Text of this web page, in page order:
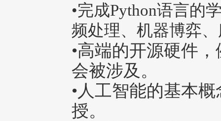
•完成Python语言的
频处理、机器博弈
•高端的开源硬件
会被涉及。
•人工智能的基本
授。